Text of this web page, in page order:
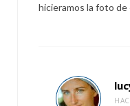
hicieramos la foto de